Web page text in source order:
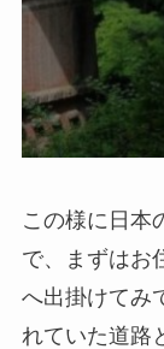
この様に日本
で、まずはお
へ出掛けてみ
れていた道路